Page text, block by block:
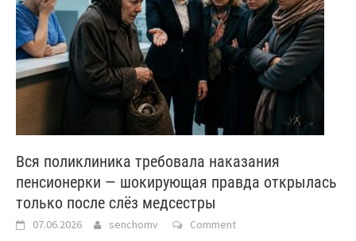
Вся поликлиника требовала наказания
пенсионерки — шокирующая правда открылась
только после слёз медсестры
07.06.2026 senchomv Comment